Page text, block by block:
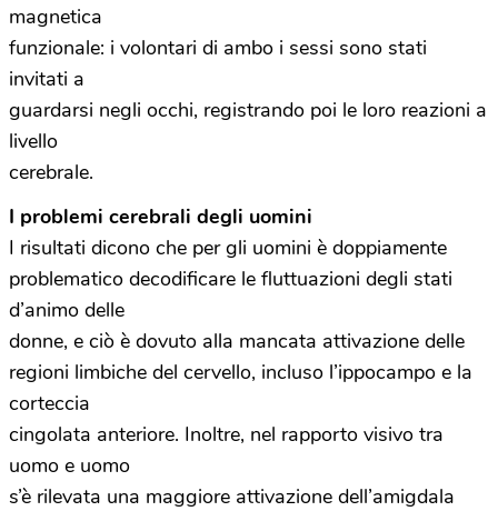
magnetica
funzionale: i volontari di ambo i sessi sono stati
invitati a
guardarsi negli occhi, registrando poi le loro reazioni a
livello
cerebrale.
I problemi cerebrali degli uomini
I risultati dicono che per gli uomini è doppiamente
problematico decodificare le fluttuazioni degli stati
d’animo delle
donne, e ciò è dovuto alla mancata attivazione delle
regioni limbiche del cervello, incluso l’ippocampo e la
corteccia
cingolata anteriore. Inoltre, nel rapporto visivo tra
uomo e uomo
s’è rilevata una maggiore attivazione dell’amigdala